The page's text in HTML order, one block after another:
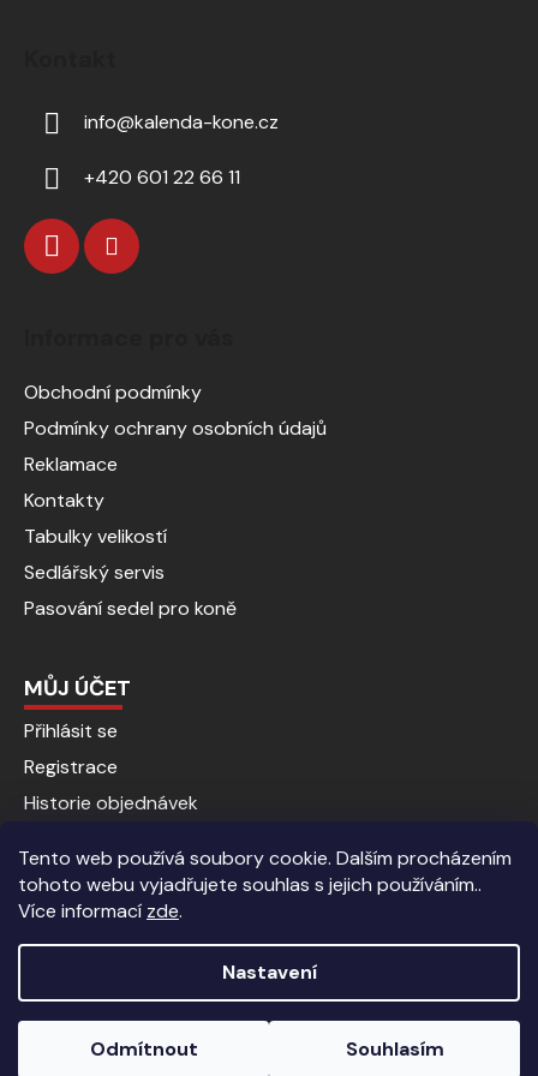
Tento web používá soubory cookie. Dalším procházením
tohoto webu vyjadřujete souhlas s jejich používáním..
Více informací zde.
Nastavení
Odmítnout Souhlasím
info@kalenda-kone.cz
+420 601 22 66 11
Obchodní podmínky
Podmínky ochrany osobních údajů
Reklamace
Kontakty
Tabulky velikostí
Sedlářský servis
Pasování sedel pro koně
MŮJ ÚČET
Přihlásit se
Registrace
Historie objednávek
Vytvořil Shoptet
Anque Media